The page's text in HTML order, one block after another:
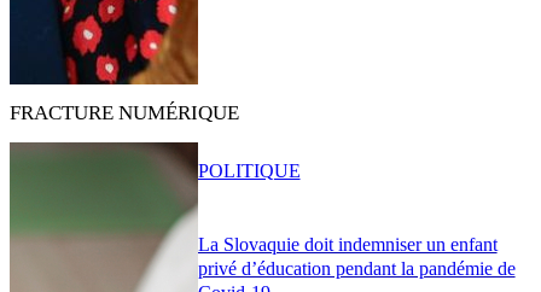
FRACTURE NUMÉRIQUE
La Slovaquie doit indemniser un enfant
privé d’éducation pendant la pandémie de
POLITIQUE